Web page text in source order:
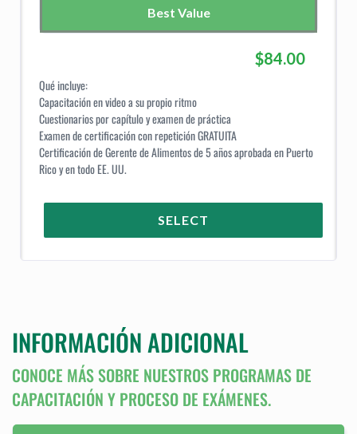
Best Value
$84.00
Qué incluye:
Capacitación en video a su propio ritmo
Cuestionarios por capítulo y examen de práctica
Examen de certificación con repetición GRATUITA
Certificación de Gerente de Alimentos de 5 años aprobada en Puerto
Rico y en todo EE. UU.
SELECT
INFORMACIÓN ADICIONAL
CONOCE MÁS SOBRE NUESTROS PROGRAMAS DE
CAPACITACIÓN Y PROCESO DE EXÁMENES.